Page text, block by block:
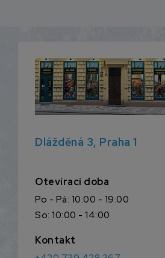
Dlážděná 3, Praha 1
Otevírací doba
Po - Pá: 10:00 - 19:00
So: 10:00 - 14:00
Kontakt